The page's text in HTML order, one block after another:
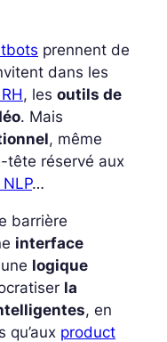
prennent de
dans les
, les outils de
. Mais
, même
tête réservé aux
…
barrière
interface
logique
la
, en
qu’aux product